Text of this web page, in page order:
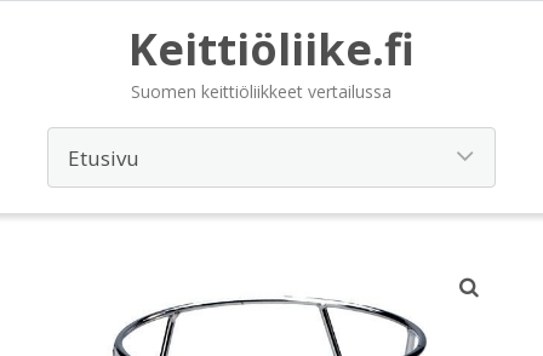
Keittiöliike.fi
Suomen keittiöliikkeet vertailussa